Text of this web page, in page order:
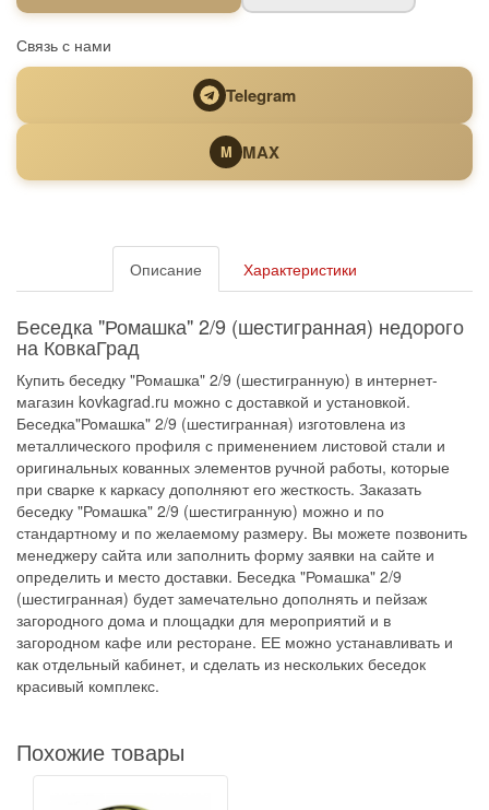
Связь с нами
Telegram
M MAX
Описание Характеристики
Беседка "Ромашка" 2/9 (шестигранная) недорого
на КовкаГрад
Купить беседку "Ромашка" 2/9 (шестигранную) в интернет-
магазин kovkagrad.ru можно с доставкой и установкой.
Беседка"Ромашка" 2/9 (шестигранная) изготовлена из
металлического профиля с применением листовой стали и
оригинальных кованных элементов ручной работы, которые
при сварке к каркасу дополняют его жесткость. Заказать
беседку "Ромашка" 2/9 (шестигранную) можно и по
стандартному и по желаемому размеру. Вы можете позвонить
менеджеру сайта или заполнить форму заявки на сайте и
определить и место доставки. Беседка "Ромашка" 2/9
(шестигранная) будет замечательно дополнять и пейзаж
загородного дома и площадки для мероприятий и в
загородном кафе или ресторане. ЕЕ можно устанавливать и
как отдельный кабинет, и сделать из нескольких беседок
красивый комплекс.
Похожие товары